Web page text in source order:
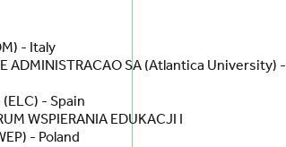
- Italy
ADMINISTRACAO SA (Atlantica University) -
- Spain
WSPIERANIA EDUKACJI I
- Poland